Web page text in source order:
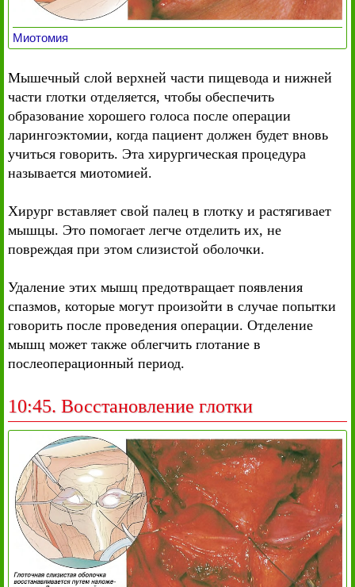
Миотомия
Мышечный слой верхней части пищевода и нижней
части глотки отделяется, чтобы обеспечить
образование хорошего голоса после операции
ларингоэктомии, когда пациент должен будет вновь
учиться говорить. Эта хирургическая процедура
называется миотомией.
Хирург вставляет свой палец в глотку и растягивает
мышцы. Это помогает легче отделить их, не
повреждая при этом слизистой оболочки.
Удаление этих мышц предотвращает появления
спазмов, которые могут произойти в случае попытки
говорить после проведения операции. Отделение
мышц может также облегчить глотание в
послеоперационный период.
10:45. Восстановление глотки